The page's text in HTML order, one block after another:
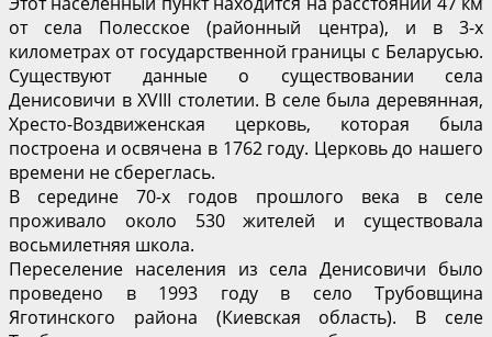
от села Полесское (районный центра), и в 3-х
километрах от государственной границы с Беларусью.
Существуют данные о существовании села
Денисовичи в XVIII столетии. В селе была деревянная,
Хресто-Воздвиженская церковь, которая была
построена и освячена в 1762 году. Церковь до нашего
времени не сбереглась.
В середине 70-х годов прошлого века в селе
проживало около 530 жителей и существовала
восьмилетняя школа.
Переселение населения из села Денисовичи было
проведено в 1993 году в село Трубовщина
Яготинского района (Киевская область). В селе